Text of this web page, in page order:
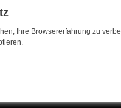
Ihre Browsererfahrung zu